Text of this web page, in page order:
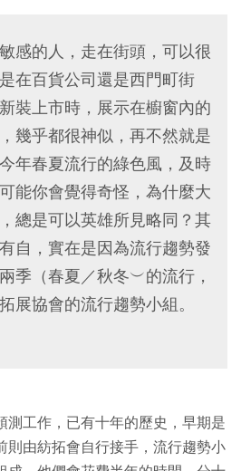
感的人，走在街頭，可以很
在百貨公司還是西門町街
裝上市時，展示在櫥窗內的
幾乎都很神似，再不然就是
年春夏流行的綠色風，及時
能你會覺得奇怪，為什麼大
總是可以英雄所見略同？其
自，實在是因為流行趨勢發
季（春夏／秋冬︶的流行，
展協會的流行趨勢小組。
測工作，已有十年的歷史，早期是
則由紡拓會自行接手，流行趨勢小